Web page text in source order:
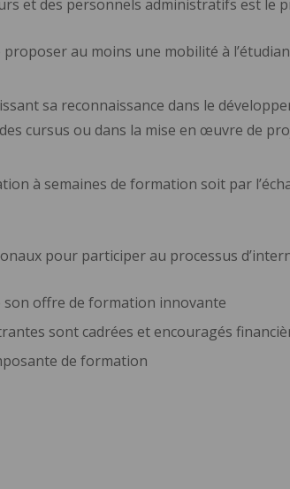
et des personnels administratifs est le
au moins une mobilité à
sa reconnaissance dans le
cursus ou dans la mise en œuvre de
à semaines de formation soit par
pour participer au processus
son offre de formation innovante
sont cadrées et encouragés
de formation